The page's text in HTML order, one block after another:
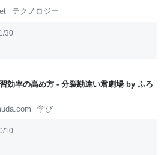
テクノロジー
30
効率の高め方 - 分裂勘違い君劇場 by ふろ
学び
10